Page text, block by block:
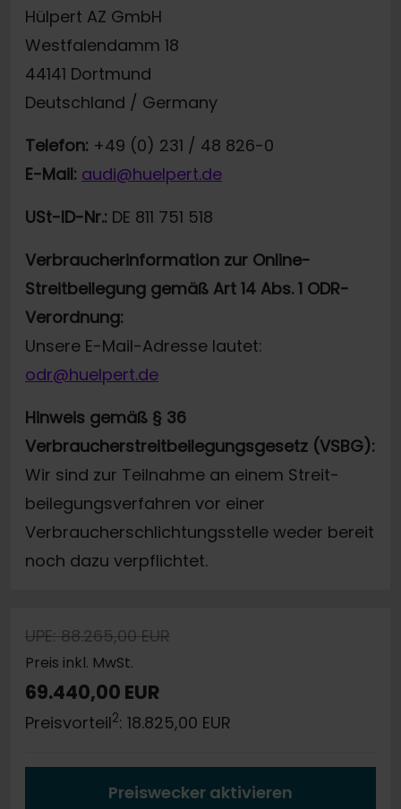
Hülpert AZ GmbH
Westfalendamm 18
44141 Dortmund
Deutschland / Germany
Telefon: +49 (0) 231 / 48 826-0
E-Mail: audi@huelpert.de
USt-ID-Nr.: DE 811 751 518
Verbraucherinformation zur Online-
Streitbeilegung gemäß Art 14 Abs. 1 ODR-
Verordnung:
Unsere E-Mail-Adresse lautet:
odr@huelpert.de
Hinweis gemäß § 36
Verbraucherstreitbeilegungsgesetz (VSBG):
Wir sind zur Teilnahme an einem Streit-
beilegungsverfahren vor einer
Verbraucherschlichtungsstelle weder bereit
noch dazu verpflichtet.
UPE: 88.265,00 EUR
Preis inkl. MwSt.
69.440,00 EUR
Preisvorteil2: 18.825,00 EUR
Preiswecker aktivieren